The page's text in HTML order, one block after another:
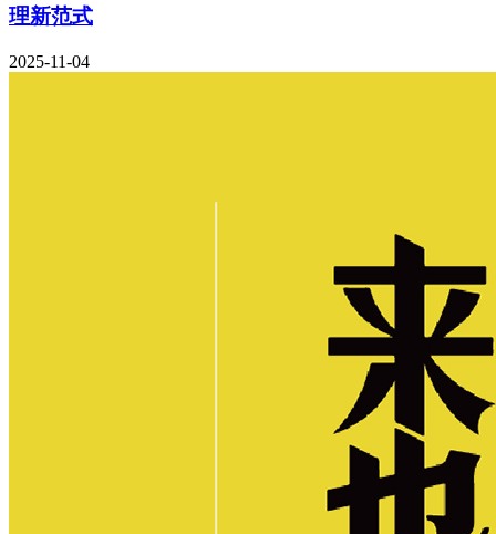
理新范式
2025-11-04